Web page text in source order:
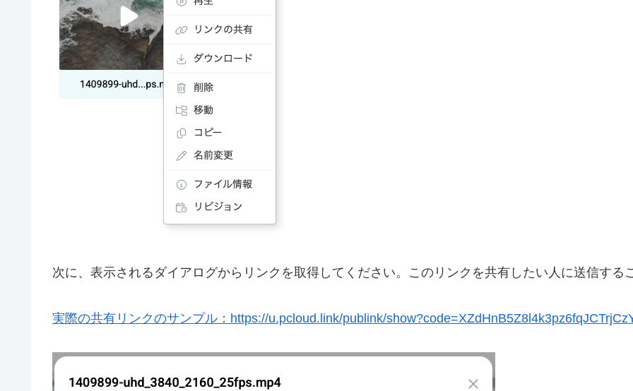
次に、表示されるダイアログからリンクを取得してください。このリンクを共有したい人に送信する
実際の共有リンクのサンプル：https://u.pcloud.link/publink/